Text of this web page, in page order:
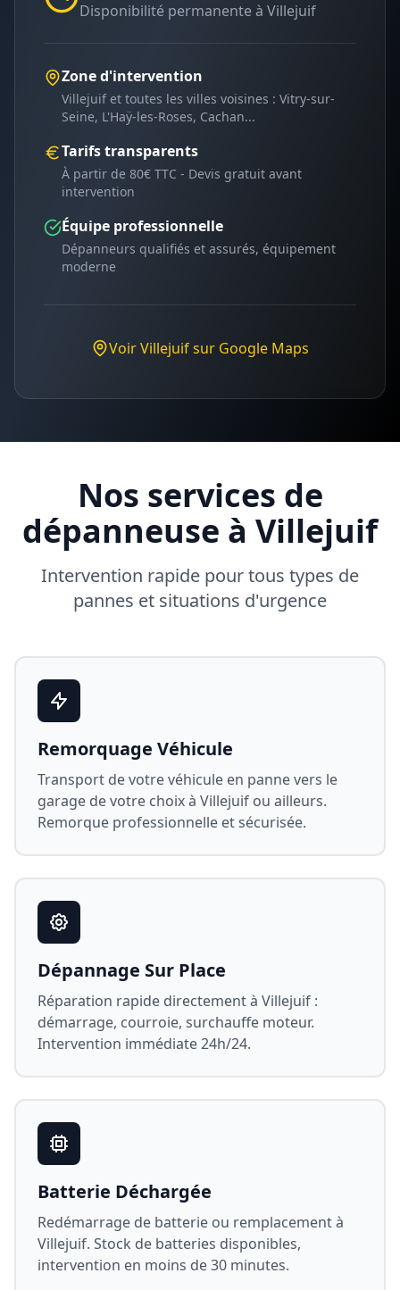
Disponibilité permanente à Villejuif
Zone d'intervention
Villejuifet toutes les villes voisines : Vitry-sur-
Seine, L'Haÿ-les-Roses, Cachan...
Tarifs transparents
À partir de 80€ TTC - Devis gratuit avant
intervention
Équipe professionnelle
Dépanneurs qualifiés et assurés, équipement
moderne
VoirVillejuifsur Google Maps
Nos services de
dépanneuse à Villejuif
Intervention rapide pour tous types de
pannes et situations d'urgence
Remorquage Véhicule
Transport de votre véhicule en panne vers le
garage de votre choix à Villejuif ou ailleurs.
Remorque professionnelle et sécurisée.
Dépannage Sur Place
Réparation rapide directement à Villejuif :
démarrage, courroie, surchauffe moteur.
Intervention immédiate 24h/24.
Batterie Déchargée
Redémarrage de batterie ou remplacement à
Villejuif. Stock de batteries disponibles,
intervention en moins de 30 minutes.